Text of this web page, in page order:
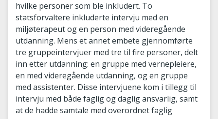
hvilke personer som ble inkludert. To
statsforvaltere inkluderte intervju med en
miljøterapeut og en person med videregående
utdanning. Mens et annet embete gjennomførte
tre gruppeintervjuer med tre til fire personer, delt
inn etter utdanning: en gruppe med vernepleiere,
en med videregående utdanning, og en gruppe
med assistenter. Disse intervjuene kom i tillegg til
intervju med både faglig og daglig ansvarlig, samt
at de hadde samtale med overordnet faglig